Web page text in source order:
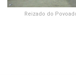
Reizado do